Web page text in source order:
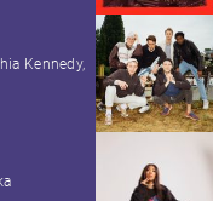
Kennedy,